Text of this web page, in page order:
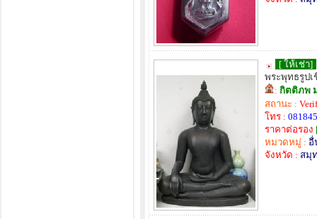
[ ให้เช่า]
พระพุทธรูป
: กิตติภพ
สถานะ :
โทร :
ราคาต่อรอง
หมวดหมู่ : อื่
จังหวัด : สมุ